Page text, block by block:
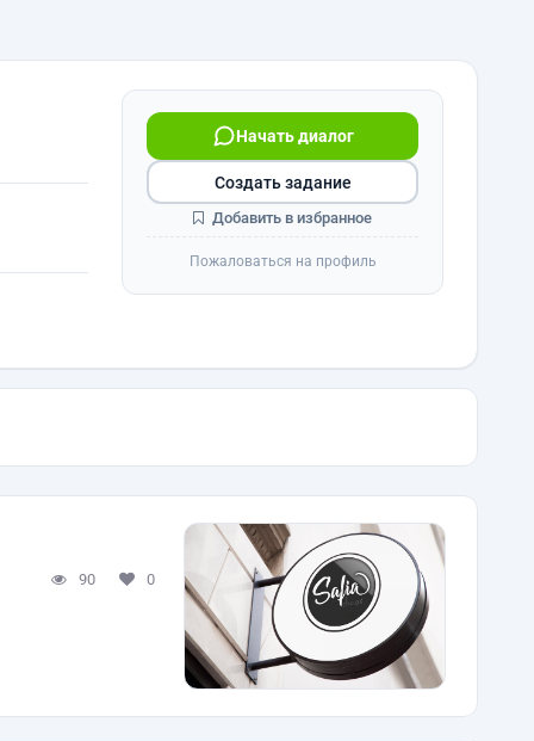
Начать диалог
Создать задание
Добавить в избранное
Пожаловаться на профиль
90 0